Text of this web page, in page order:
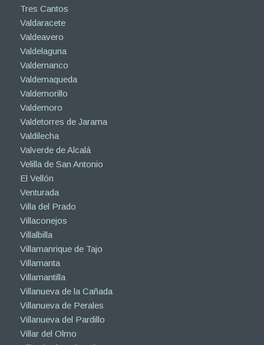
Tres Cantos
Valdaracete
Valdeavero
Valdelaguna
Valdemanco
Valdemaqueda
Valdemorillo
Valdemoro
Valdetorres de Jarama
Valdilecha
Valverde de Alcalá
Velilla de San Antonio
El Vellón
Venturada
Villa del Prado
Villaconejos
Villalbilla
Villamanrique de Tajo
Villamanta
Villamantilla
Villanueva de la Cañada
Villanueva de Perales
Villanueva del Pardillo
Villar del Olmo